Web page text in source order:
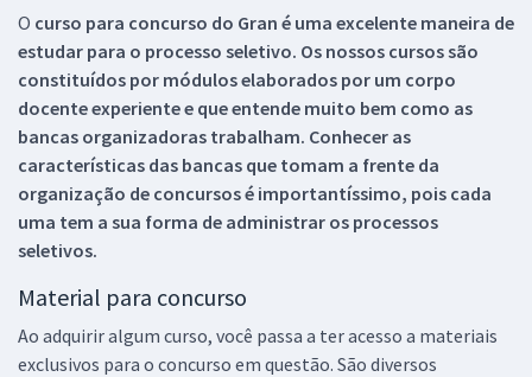
O curso para concurso do Gran é uma excelente maneira de
estudar para o processo seletivo. Os nossos cursos são
constituídos por módulos elaborados por um corpo
docente experiente e que entende muito bem como as
bancas organizadoras trabalham. Conhecer as
características das bancas que tomam a frente da
organização de concursos é importantíssimo, pois cada
uma tem a sua forma de administrar os processos
seletivos.
Material para concurso
Ao adquirir algum curso, você passa a ter acesso a materiais
exclusivos para o concurso em questão. São diversos